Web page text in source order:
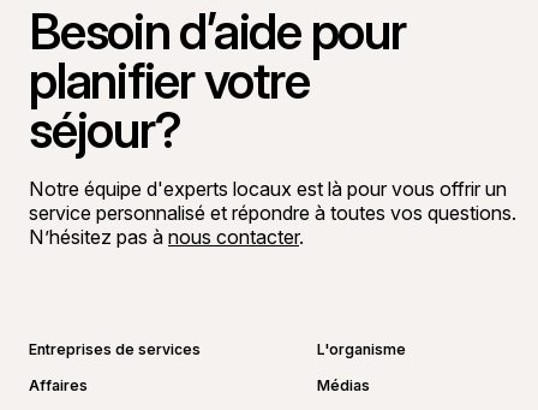
Besoin d’aide pour
planifier votre
séjour?
Notre équipe d'experts locaux est là pour vous offrir un
service personnalisé et répondre à toutes vos questions.
N’hésitez pas à nous contacter.
Entreprises de services
L'organisme
Affaires
Médias